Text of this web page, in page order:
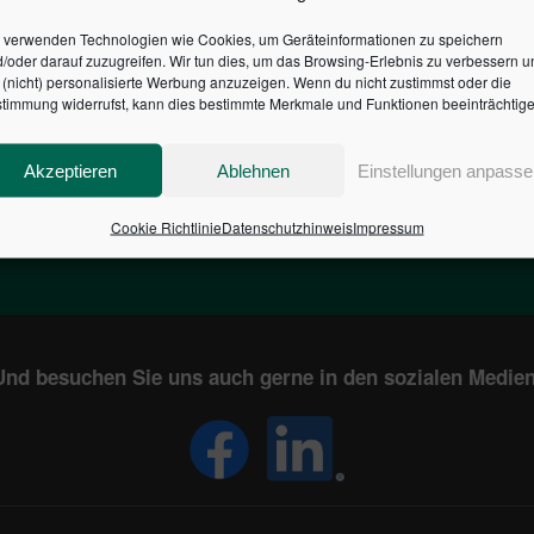
verwenden Technologien wie Cookies, um Geräteinformationen zu speichern
oder darauf zuzugreifen. Wir tun dies, um das Browsing-Erlebnis zu verbessern
personalisierte Werbung anzuzeigen. Wenn du nicht zustimmst oder die
widerrufst, kann dies bestimmte Merkmale und Funktionen
Akzeptieren Ablehnen Einstellungen
Cookie RichtlinieDatenschutzhinweisImpressum
DES BUNDES DER
€
STAATSVERSCHULDUNG
IN DEUTSCHLAND
besuchen Sie uns auch gerne in den sozialen